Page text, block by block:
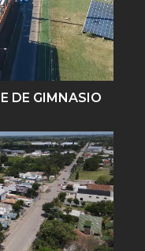
DE GIMNASIO